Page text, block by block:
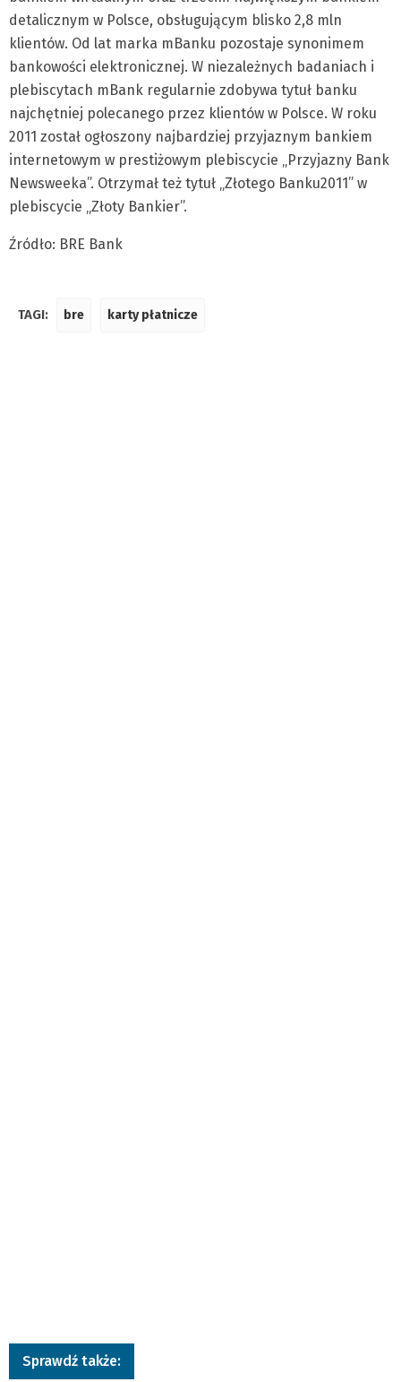
detalicznym w Polsce, obsługującym blisko 2,8 mln
klientów. Od lat marka mBanku pozostaje synonimem
bankowości elektronicznej. W niezależnych badaniach i
plebiscytach mBank regularnie zdobywa tytuł banku
najchętniej polecanego przez klientów w Polsce. W roku
2011 został ogłoszony najbardziej przyjaznym bankiem
internetowym w prestiżowym plebiscycie „Przyjazny Bank
Newsweeka”. Otrzymał też tytuł „Złotego Banku2011” w
plebiscycie „Złoty Bankier”.
Źródło: BRE Bank
TAGI: bre karty płatnicze
Sprawdź także: